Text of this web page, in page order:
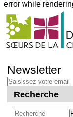
error while
Outils
personnels
au
contenu.
Aller
Newsletter
Recherche